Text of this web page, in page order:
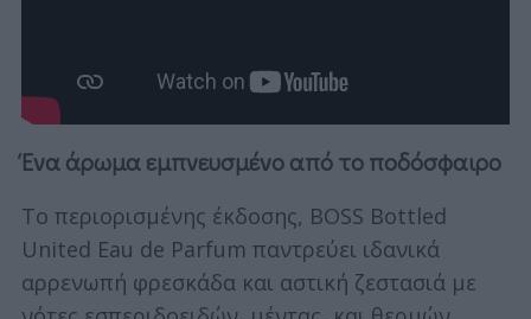
Ένα άρωμα εμπνευσμένο από το ποδόσφαιρο
Το περιορισμένης έκδοσης, BOSS Bottled
United Eau de Parfum παντρεύει ιδανικά
αρρενωπή φρεσκάδα και αστική ζεστασιά με